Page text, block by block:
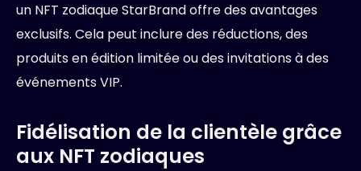
un NFT zodiaque StarBrand offre des avantages
exclusifs. Cela peut inclure des réductions, des
produits en édition limitée ou des invitations à des
événements VIP.
Fidélisation de la clientèle grâce
aux NFT zodiaques